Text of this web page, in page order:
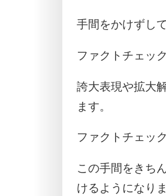
手間をかけずし
ファクトチェッ
誇大表現や拡大
ます。
ファクトチェッ
この手間をきち
けるようになりま